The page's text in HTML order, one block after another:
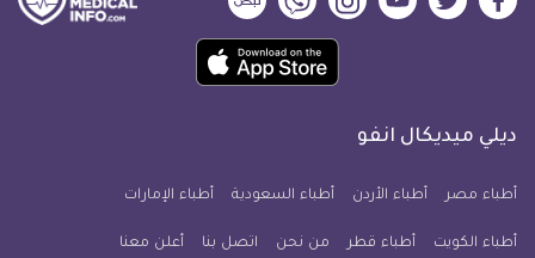
فيسبوكتويتر
ميديكال
يوتيوب
ميديكال
انفو
ميديكال
انفو
ميديكال
انفو
حمل
تطبيق
معلومة
للآيفون
ديلي ميديكال انفو
أطباء مصر أطباء الأردن أطباء السعودية أطباء الإمارات
أطباء الكويت أطباء قطر من نحن اتصل بنا أعلن معنا